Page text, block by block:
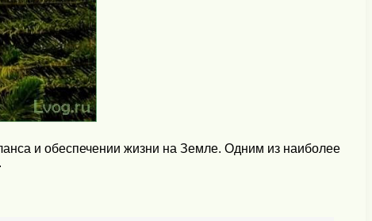
и обеспечении жизни на Земле. Одним из наиболее